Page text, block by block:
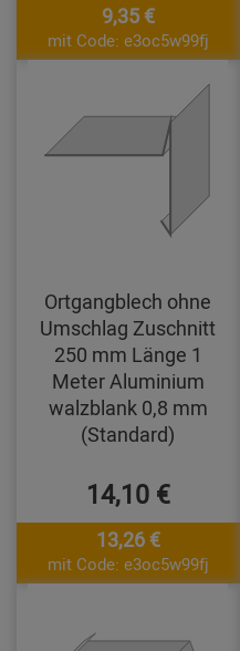
9,35 €
mit Code: e3oc5w99fj
Ortgangblech ohne
Umschlag Zuschnitt
250 mm Länge 1
Meter Aluminium
walzblank 0,8 mm
(Standard)
14,10 €
13,26 €
mit Code: e3oc5w99fj